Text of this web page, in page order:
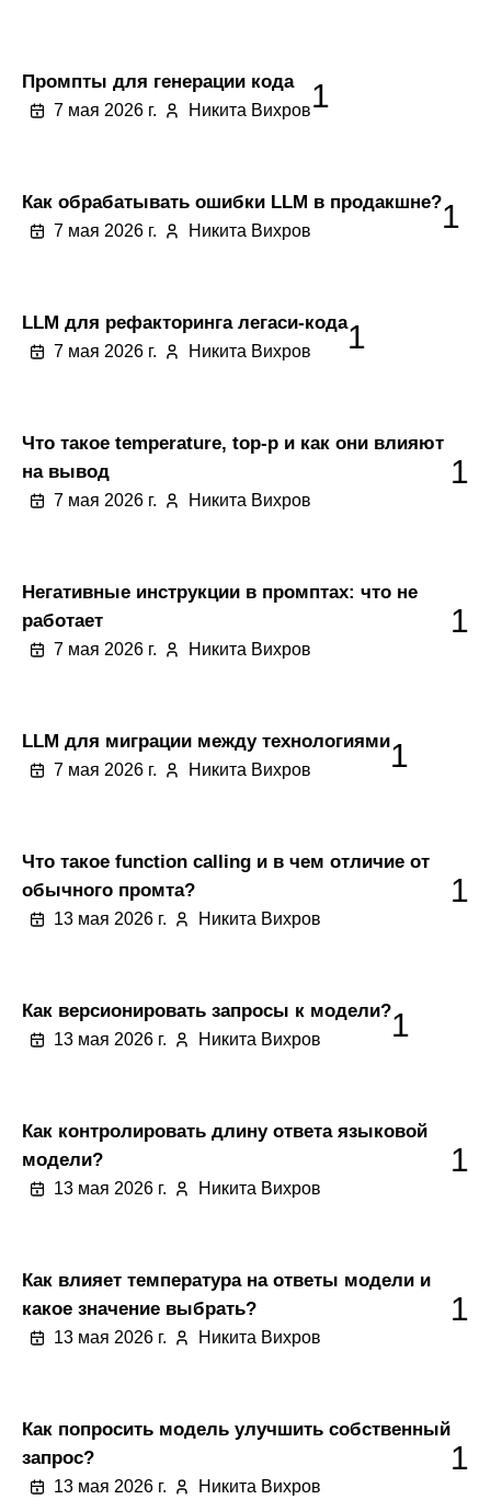
Промпты для генерации кода
7 мая 2026 г. Никита Вихров1
Как обрабатывать ошибки LLM в продакшне?
7 мая 2026 г. Никита Вихров 1
LLM для рефакторинга легаси-кода
7 мая 2026 г. Никита Вихров 1
Что такое temperature, top-p и как они влияют
на вывод
7 мая 2026 г. Никита Вихров
1
Негативные инструкции в промптах: что не
работает
7 мая 2026 г. Никита Вихров
1
LLM для миграции между технологиями
7 мая 2026 г. Никита Вихров 1
Что такое function calling и в чем отличие от
обычного промта?
13 мая 2026 г. Никита Вихров
1
Как версионировать запросы к модели?
13 мая 2026 г. Никита Вихров 1
Как контролировать длину ответа языковой
модели?
13 мая 2026 г. Никита Вихров
1
Как влияет температура на ответы модели и
какое значение выбрать?
13 мая 2026 г. Никита Вихров
1
Как попросить модель улучшить собственный
запрос?
13 мая 2026 г. Никита Вихров
1